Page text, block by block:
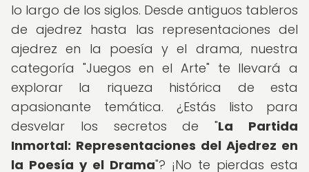
lo largo de los siglos. Desde antiguos tableros
de ajedrez hasta las representaciones del
ajedrez en la poesía y el drama, nuestra
categoría "Juegos en el Arte" te llevará a
explorar la riqueza histórica de esta
apasionante temática. ¿Estás listo para
desvelar los secretos de "La Partida
Inmortal: Representaciones del Ajedrez en
la Poesía y el Drama"? ¡No te pierdas esta